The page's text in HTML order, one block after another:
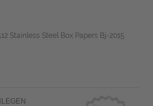
Stainless Steel Box Papers Bj-2015